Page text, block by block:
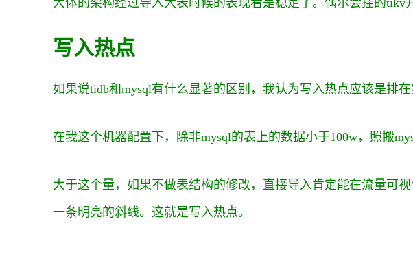
大体的架构经过导入大表时候的表现看是稳定了。偶尔会挂的tikv
写入热点
如果说tidb和mysql有什么显著的区别，我认为写入热点应该是排在
在我这个机器配置下，除非mysql的表上的数据小于100w，照搬
大于这个量，如果不做表结构的修改，直接导入肯定能在流量可
一条明亮的斜线。这就是写入热点。